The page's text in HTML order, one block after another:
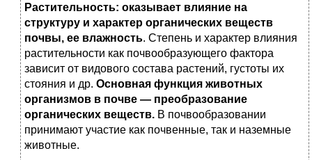
Растительность: оказывает влияние на
структуру и характер органических веществ
почвы, ее влажность. Степень и характер влияния
растительности как почвообразующего фактора
зависит от видового состава растений, густоты их
стояния и др. Основная функция животных
организмов в почве — преобразование
органических веществ. В почвообразовании
принимают участие как почвенные, так и наземные
животные.